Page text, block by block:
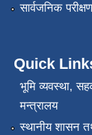
सार्वजनिक परीक्षण
Quick
भूमि व्यवस्था,
मन्त्रालय
स्थानीय शासन